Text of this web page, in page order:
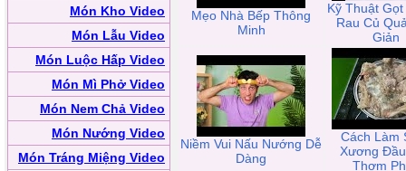
Món Kho Video
Món Lẫu Video
Món Luộc Hấp Video
Món Mì Phở Video
Món Nem Chả Video
Món Nướng Video
Món Tráng Miệng Video
Mẹo Nhà Bếp Thông
Minh
Kỹ Thuật
Rau Củ
Giản
Niềm Vui Nấu Nướng Dễ
Dàng
Cách Làm
Xương
Thơm